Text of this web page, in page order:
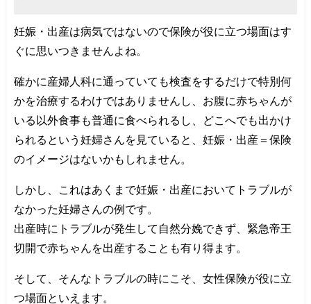
妊娠・出産は病気ではないので保険が役に立つ場面はす
ぐに思いつきませんよね。
確かに産婦人科に通っていても検査をするだけで特別何
かを治療するわけではありませんし、お腹に赤ちゃんが
いる以外食事も普通に食べられるし、どこへでも出かけ
られるという妊婦さんを見ていると、妊娠・出産＝保険
のイメージはないかもしれません。
しかし、これはあくまで妊娠・出産においてトラブルが
なかった妊婦さんの例です。
出産時にトラブルが発生して自然分娩できず、緊急帝王
切開で赤ちゃんを出産することも有り得ます。
そして、そんなトラブルの時にこそ、女性保険が役に立
つ場面といえます。